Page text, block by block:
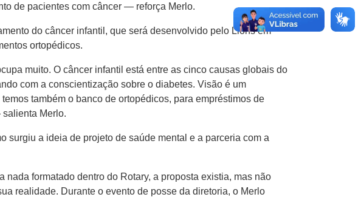
de pacientes com câncer — reforça Merlo.
do câncer infantil, que será desenvolvido pelo Lions em
ortopédicos.
muito. O câncer infantil está entre as cinco causas globais do
com a conscientização sobre o diabetes. Visão é um
também o banco de ortopédicos, para empréstimos de
Merlo.
surgiu a ideia de projeto de saúde mental e a parceria com a
formatado dentro do Rotary, a proposta existia, mas não
realidade. Durante o evento de posse da diretoria, o Merlo